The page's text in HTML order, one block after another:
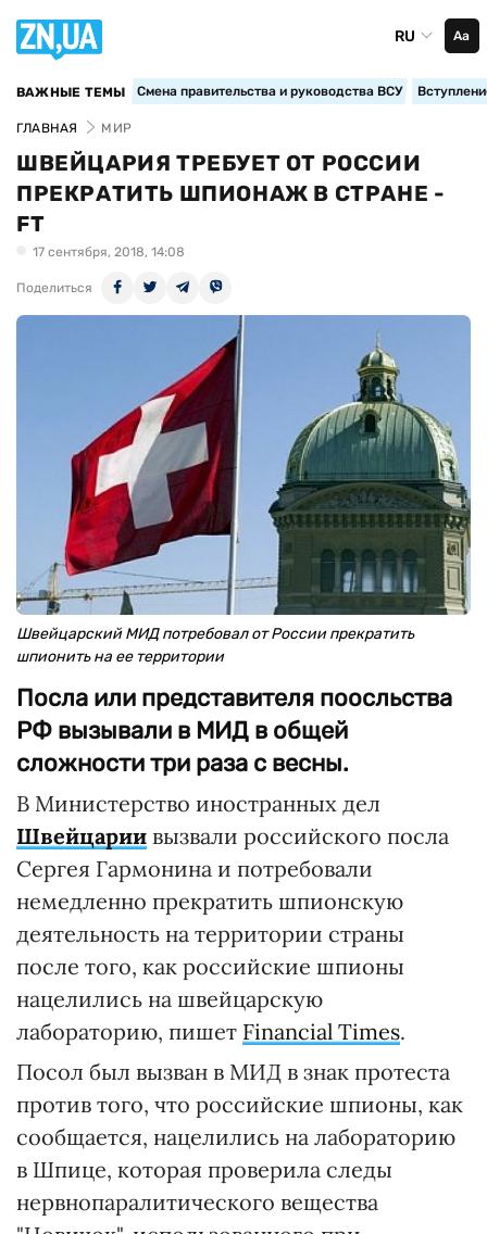
RU Аа
ВАЖНЫЕ ТЕМЫ Смена правительства и руководства ВСУ
ГЛАВНАЯ МИР
ШВЕЙЦАРИЯ ТРЕБУЕТ ОТ РОССИИ
ПРЕКРАТИТЬ ШПИОНАЖ В СТРАНЕ -
FT
17 сентября, 2018, 14:08
Поделиться
Швейцарский МИД потребовал от России прекратить
шпионить на ее территории
Посла или представителя поосльства
РФ вызывали в МИД в общей
сложности три раза с весны.
В Министерство иностранных дел
Швейцарии вызвали российского посла
Сергея Гармонина и потребовали
немедленно прекратить шпионскую
деятельность на территории страны
после того, как российские шпионы
нацелились на швейцарскую
лабораторию, пишет Financial Times.
Посол был вызван в МИД в знак протеста
против того, что российские шпионы, как
сообщается, нацелились на лабораторию
в Шпице, которая проверила следы
нервнопаралитического вещества